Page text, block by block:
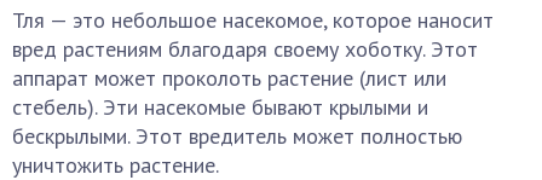
Тля — это небольшое насекомое, которое наносит
вред растениям благодаря своему хоботку. Этот
аппарат может проколоть растение (лист или
стебель). Эти насекомые бывают крылыми и
бескрылыми. Этот вредитель может полностью
уничтожить растение.